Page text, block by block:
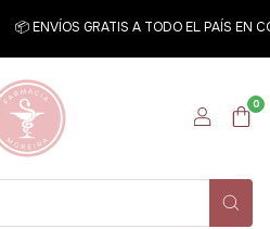
📦 ENVÍOS GRATIS A TODO EL PAÍS EN
0